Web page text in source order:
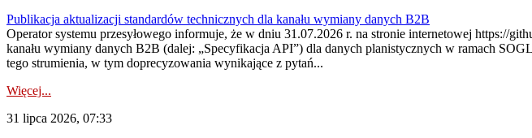
Publikacja aktualizacji standardów technicznych dla kanału wymiany danych B2B
Operator systemu przesyłowego informuje, że w dniu 31.07.2026 r. na stronie internetowej https://
kanału wymiany danych B2B (dalej: „Specyfikacja API”) dla danych planistycznych w ramach
tego strumienia, w tym doprecyzowania wynikające z pytań...
Więcej...
31 lipca 2026, 07:33